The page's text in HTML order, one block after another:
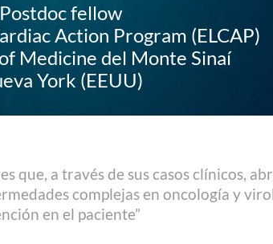
Postdoc fellow
Action Program (ELCAP)
Medicine del Monte Sinaí
York (EEUU)
que, a través de sus casos clínicos,
complejas en oncología y
en el paciente”